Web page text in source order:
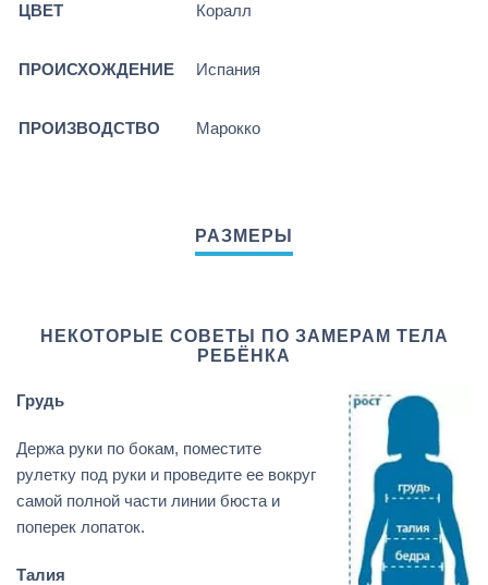
ЦВЕТ Коралл
ПРОИСХОЖДЕНИЕ Испания
ПРОИЗВОДСТВО Марокко
НЕКОТОРЫЕ СОВЕТЫ ПО ЗАМЕРАМ ТЕЛА
РЕБЁНКА
Грудь
Держа руки по бокам, поместите
рулетку под руки и проведите ее вокруг
самой полной части линии бюста и
поперек лопаток.
Талия